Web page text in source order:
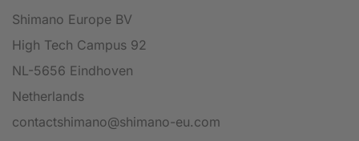
Shimano Europe BV
High Tech Campus 92
NL-5656 Eindhoven
Netherlands
contactshimano@shimano-eu.com